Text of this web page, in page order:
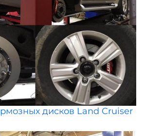
дисков Land Cruiser